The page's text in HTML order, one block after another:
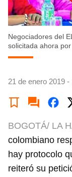
Negociadores del
solicitada ahora
21 de enero 2019 -
BOGOTÁ/ LA
colombiano
hay protocolo
reiteró su